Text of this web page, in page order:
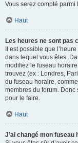
Vous serez compté
Haut
Les heures ne sont pas
Il est possible que
dans lequel vous êtes.
modifiez le fuseau
trouvez (ex : Londres,
du fuseau horaire,
membres du forum. Donc
pour le faire.
Haut
J’ai changé mon